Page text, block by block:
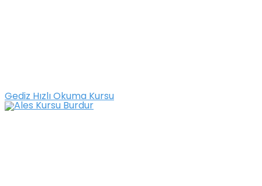
Gediz Hızlı Okuma Kursu